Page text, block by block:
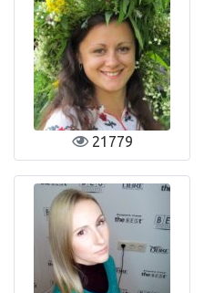
21779